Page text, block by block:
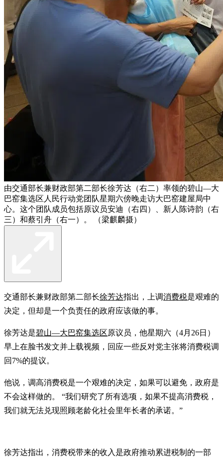
由交通部长兼财政部第二部长徐芳达（右二）率领的碧山—大
巴窑集选区人民行动党团队星期六傍晚走访大巴窑建屋局中
心。这个团队成员包括原议员安迪（右四）、新人陈诗韵（右
三）和蔡引舟（右一）。 （梁麒麟摄）
交通部长兼财政部第二部长徐芳达指出，上调消费税是艰难的
决定，但却是一个负责任的政府应该做的事。
徐芳达是碧山—大巴窑集选区原议员，他星期六（4月26日）
早上在脸书发文并上载视频，回应一些反对党主张将消费税调
回7%的提议。
他说，调高消费税是一个艰难的决定，如果可以避免，政府是
不会这样做的。 “我们研究了所有选项，如果不提高消费税，
我们就无法兑现照顾老龄化社会里年长者的承诺。”
徐芳达指出，消费税带来的收入是政府推动累进税制的一部